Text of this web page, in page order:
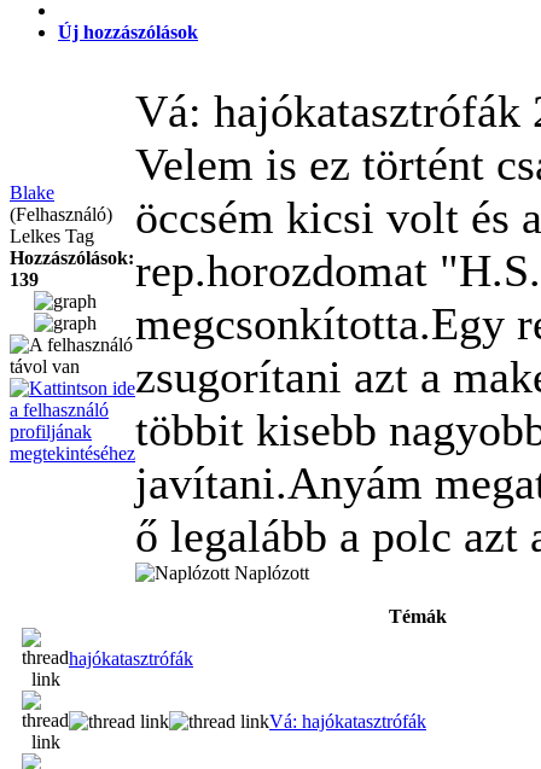
Új hozzászólások
Blake
(Felhasználó)
Lelkes Tag
Hozzászólások:
139
Vá: hajókatasztrófák
Velem is ez történt
öccsém kicsi volt és
rep.horozdomat
megcsonkította.Egy
zsugorítani azt a
többit kisebb
javítani.Anyám
ő legalább a polc azt
Naplózott
Témák
hajókatasztrófák
Vá: hajókatasztrófák